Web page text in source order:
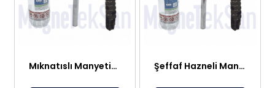
Mıknatıslı Manyetik Tutucu Filtre Mıknatıs – Petek ve Kombi Temizliği Şeffaf Hazneli Manyetik Çubuk Filtre – Ekonomik ve Yüksek Verimli Metal Tutucu